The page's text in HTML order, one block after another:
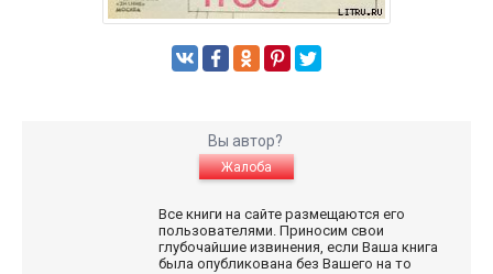
Вы автор?
Жалоба
Все книги на сайте размещаются его
пользователями. Приносим свои
глубочайшие извинения, если Ваша книга
была опубликована без Вашего на то